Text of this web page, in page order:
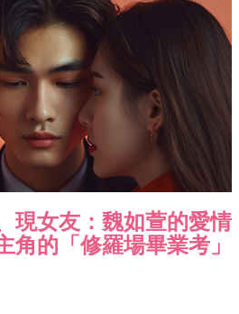
現女友：魏如萱的愛情
角的「修羅場畢業考」